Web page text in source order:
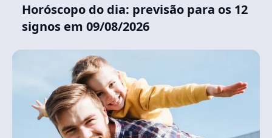
Horóscopo do dia: previsão para os 12
signos em 09/08/2026